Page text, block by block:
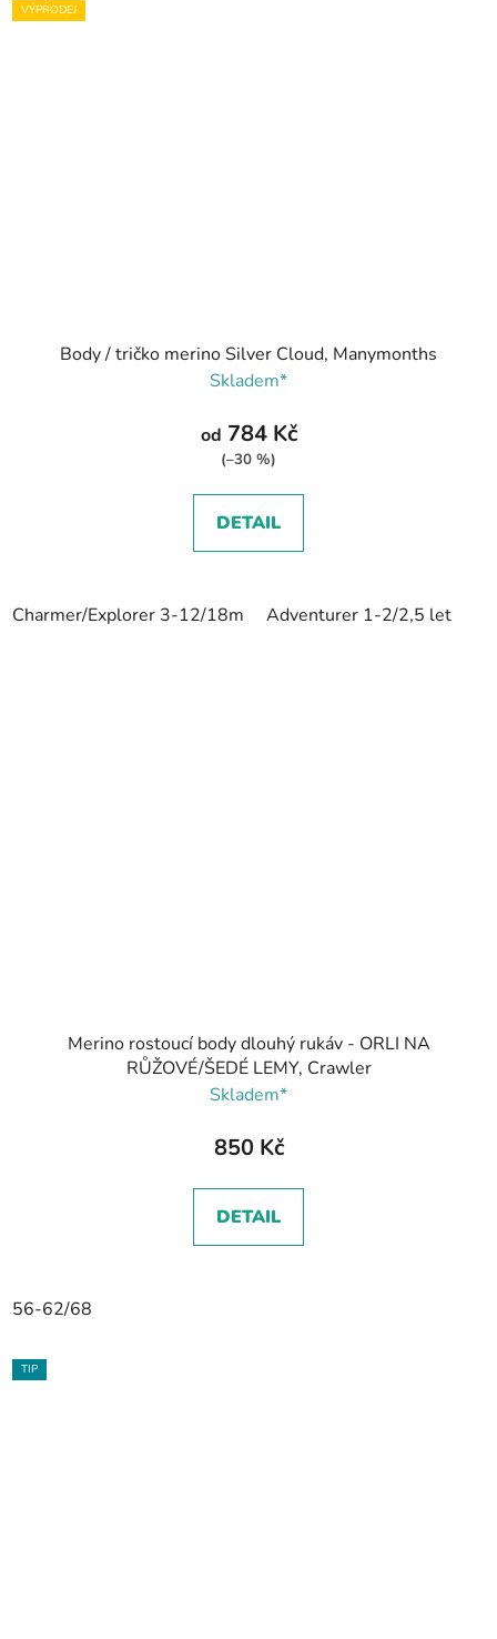
VÝPRODEJ
Body / tričko merino Silver Cloud, Manymonths
Skladem*
od 784 Kč
(–30 %)
DETAIL
Charmer/Explorer 3-12/18m Adventurer 1-2/2,5 let
Merino rostoucí body dlouhý rukáv - ORLI NA
RŮŽOVÉ/ŠEDÉ LEMY, Crawler
Skladem*
850 Kč
DETAIL
56-62/68
TIP